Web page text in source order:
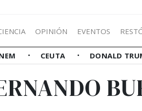
OPINIÓN EVENTOS
CEUTA DONALD